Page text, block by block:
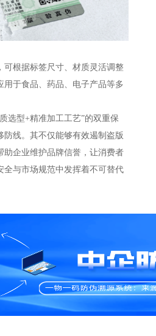
可根据标签尺寸、材质灵活调整
用于食品、药品、电子产品等多
选型+精准加工工艺”的双重保
防线。其不仅能够有效遏制盗版
助企业维护品牌信誉，让消费者
全与市场规范中发挥着不可替代